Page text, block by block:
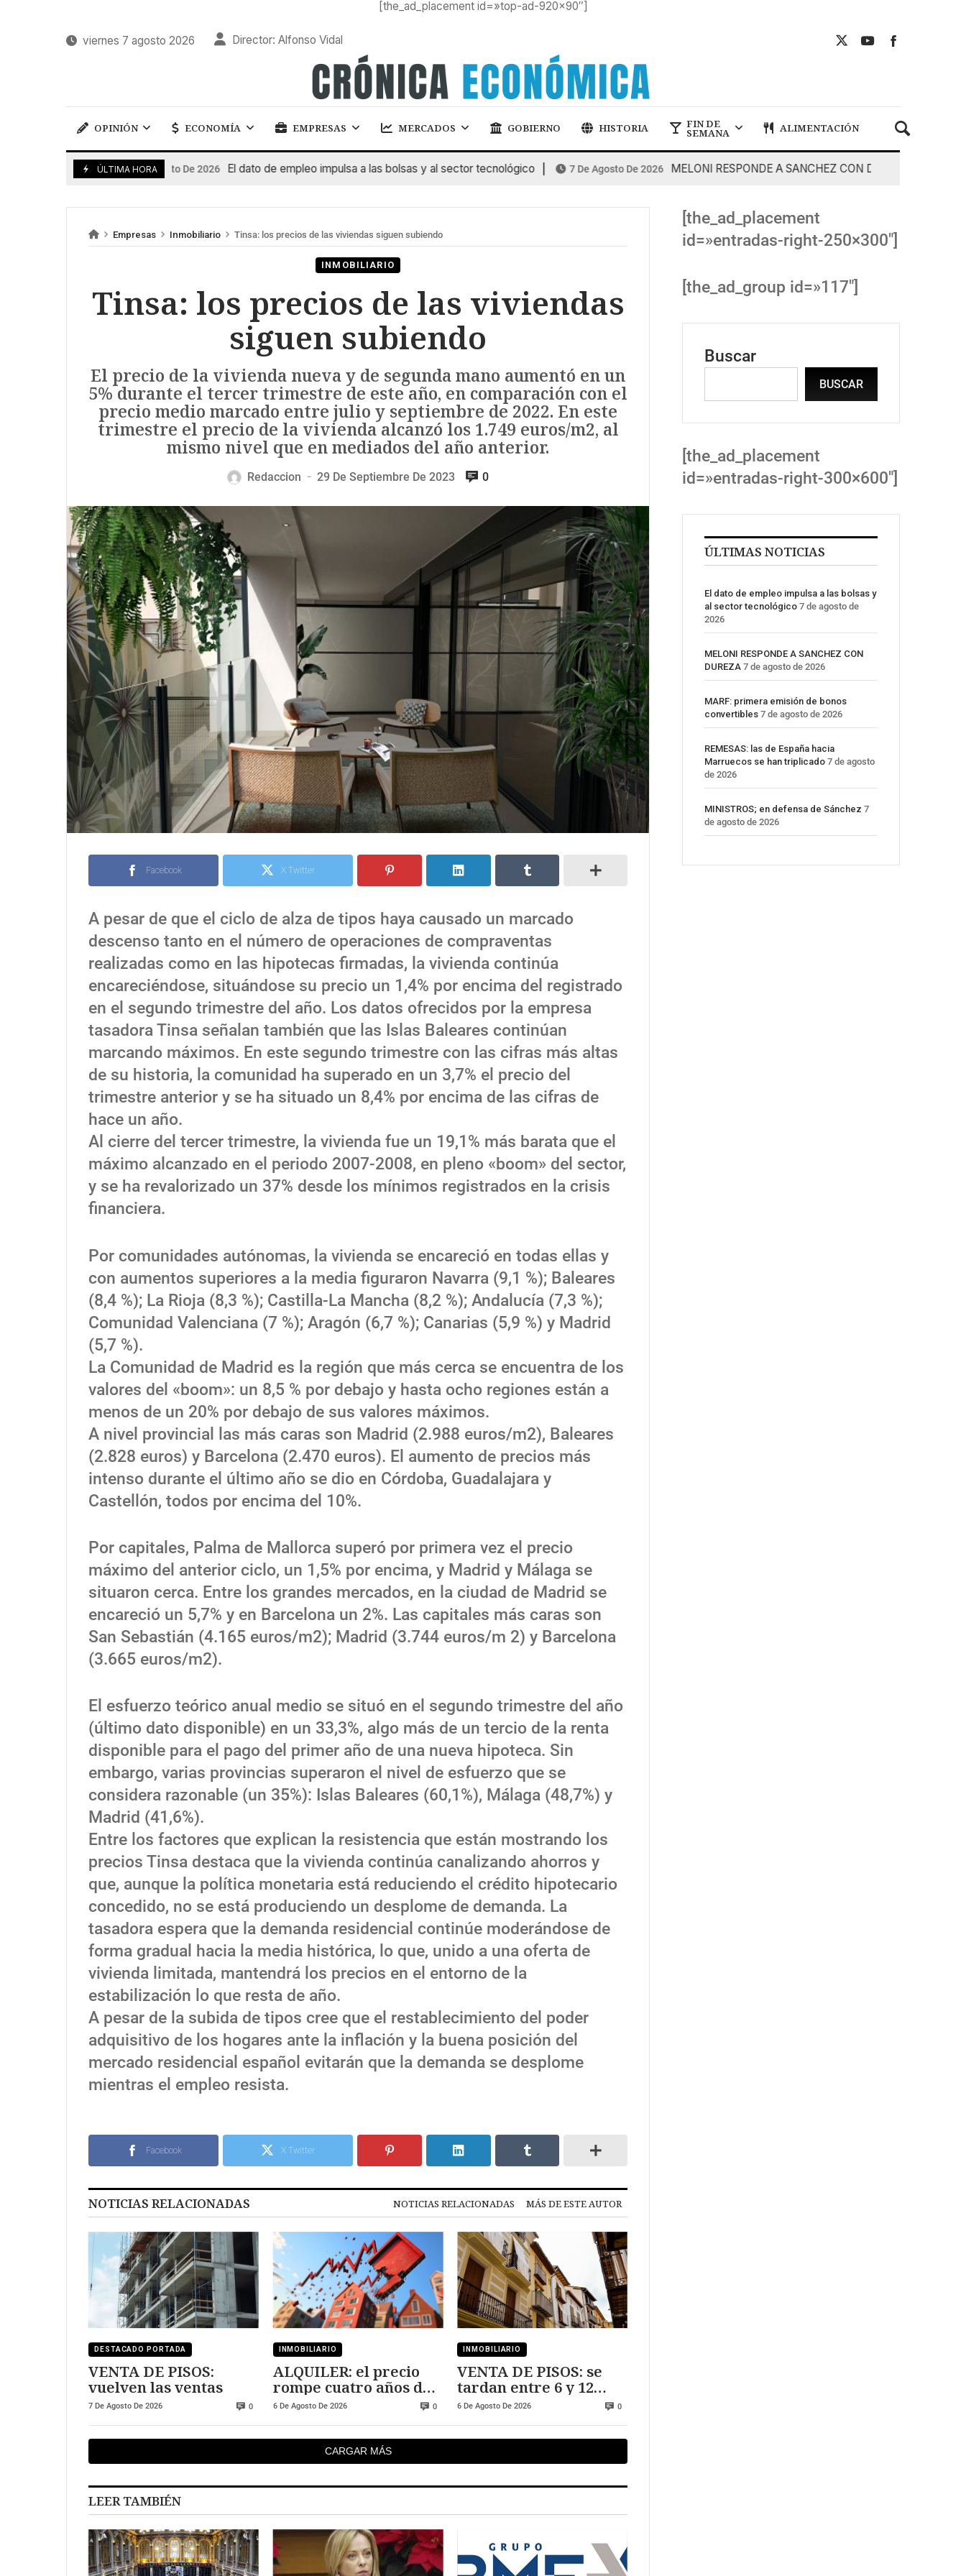
[the_ad_placement id=»top-ad-920×90″]
viernes 7 agosto 2026 Director: Alfonso Vidal
OPINIÓN ECONOMÍA EMPRESAS MERCADOS GOBIERNO HISTORIA FIN DE
SEMANA ALIMENTACIÓN
ÚLTIMA HORA
7 De Agosto De 2026 El dato de empleo impulsa a las bolsas y al sector tecnológico 7 De Agosto De 2026 MELONI RESPONDE A SANCHEZ CON DUREZA
Empresas Inmobiliario Tinsa: los precios de las viviendas siguen subiendo
INMOBILIARIO
Tinsa: los precios de las viviendas
siguen subiendo
El precio de la vivienda nueva y de segunda mano aumentó en un
5% durante el tercer trimestre de este año, en comparación con el
precio medio marcado entre julio y septiembre de 2022. En este
trimestre el precio de la vivienda alcanzó los 1.749 euros/m2, al
mismo nivel que en mediados del año anterior.
Redaccion — 29 De Septiembre De 2023 0
Facebook X Twitter
A pesar de que el ciclo de alza de tipos haya causado un marcado
descenso tanto en el número de operaciones de compraventas
realizadas como en las hipotecas firmadas, la vivienda continúa
encareciéndose, situándose su precio un 1,4% por encima del registrado
en el segundo trimestre del año. Los datos ofrecidos por la empresa
tasadora Tinsa señalan también que las Islas Baleares continúan
marcando máximos. En este segundo trimestre con las cifras más altas
de su historia, la comunidad ha superado en un 3,7% el precio del
trimestre anterior y se ha situado un 8,4% por encima de las cifras de
hace un año.
Al cierre del tercer trimestre, la vivienda fue un 19,1% más barata que el
máximo alcanzado en el periodo 2007-2008, en pleno «boom» del sector,
y se ha revalorizado un 37% desde los mínimos registrados en la crisis
financiera.
Por comunidades autónomas, la vivienda se encareció en todas ellas y
con aumentos superiores a la media figuraron Navarra (9,1 %); Baleares
(8,4 %); La Rioja (8,3 %); Castilla-La Mancha (8,2 %); Andalucía (7,3 %);
Comunidad Valenciana (7 %); Aragón (6,7 %); Canarias (5,9 %) y Madrid
(5,7 %).
La Comunidad de Madrid es la región que más cerca se encuentra de los
valores del «boom»: un 8,5 % por debajo y hasta ocho regiones están a
menos de un 20% por debajo de sus valores máximos.
A nivel provincial las más caras son Madrid (2.988 euros/m2), Baleares
(2.828 euros) y Barcelona (2.470 euros). El aumento de precios más
intenso durante el último año se dio en Córdoba, Guadalajara y
Castellón, todos por encima del 10%.
Por capitales, Palma de Mallorca superó por primera vez el precio
máximo del anterior ciclo, un 1,5% por encima, y Madrid y Málaga se
situaron cerca. Entre los grandes mercados, en la ciudad de Madrid se
encareció un 5,7% y en Barcelona un 2%. Las capitales más caras son
San Sebastián (4.165 euros/m2); Madrid (3.744 euros/m 2) y Barcelona
(3.665 euros/m2).
El esfuerzo teórico anual medio se situó en el segundo trimestre del año
(último dato disponible) en un 33,3%, algo más de un tercio de la renta
disponible para el pago del primer año de una nueva hipoteca. Sin
embargo, varias provincias superaron el nivel de esfuerzo que se
considera razonable (un 35%): Islas Baleares (60,1%), Málaga (48,7%) y
Madrid (41,6%).
Entre los factores que explican la resistencia que están mostrando los
precios Tinsa destaca que la vivienda continúa canalizando ahorros y
que, aunque la política monetaria está reduciendo el crédito hipotecario
concedido, no se está produciendo un desplome de demanda. La
tasadora espera que la demanda residencial continúe moderándose de
forma gradual hacia la media histórica, lo que, unido a una oferta de
vivienda limitada, mantendrá los precios en el entorno de la
estabilización lo que resta de año.
A pesar de la subida de tipos cree que el restablecimiento del poder
adquisitivo de los hogares ante la inflación y la buena posición del
mercado residencial español evitarán que la demanda se desplome
mientras el empleo resista.
Facebook X Twitter
NOTICIAS RELACIONADAS NOTICIAS RELACIONADAS MÁS DE ESTE AUTOR
DESTACADO PORTADA
VENTA DE PISOS:
vuelven las ventas
7 De Agosto De 2026 0
INMOBILIARIO
ALQUILER: el precio
rompe cuatro años de
subidas
6 De Agosto De 2026 0
INMOBILIARIO
VENTA DE PISOS: se
tardan entre 6 y 12
meses en cerrar una
6 De Agosto De 2026 0
CARGAR MÁS
LEER TAMBIÉN
[the_ad_placement
id=»entradas-right-250×300″]
[the_ad_group id=»117″]
Buscar
BUSCAR
[the_ad_placement
id=»entradas-right-300×600″]
ÚLTIMAS NOTICIAS
El dato de empleo impulsa a las bolsas y
al sector tecnológico 7 de agosto de
2026
MELONI RESPONDE A SANCHEZ CON
DUREZA 7 de agosto de 2026
MARF: primera emisión de bonos
convertibles 7 de agosto de 2026
REMESAS: las de España hacia
Marruecos se han triplicado 7 de agosto
de 2026
MINISTROS; en defensa de Sánchez 7
de agosto de 2026